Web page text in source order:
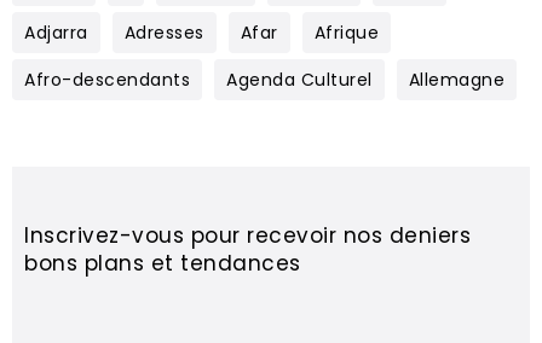
Adjarra
Adresses Afar
Afrique
Afro-descendants
Agenda Culturel Allemagne
Inscrivez-vous pour recevoir nos deniers
bons plans et tendances